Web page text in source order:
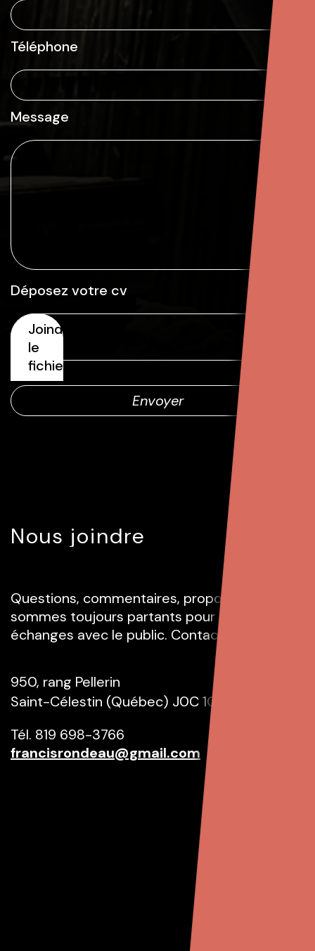
Téléphone
Message
Déposez votre cv
Nous joindre
Questions, commentaires, propositions: nous
sommes toujours partants pour des
échanges avec le public. Contactez-nous!
Tél. 819 698-3766
950, rang Pellerin
Saint-Célestin (Québec) J0C 1G0
francisrondeau@gmail.com